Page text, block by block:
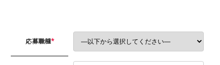
応募職種*